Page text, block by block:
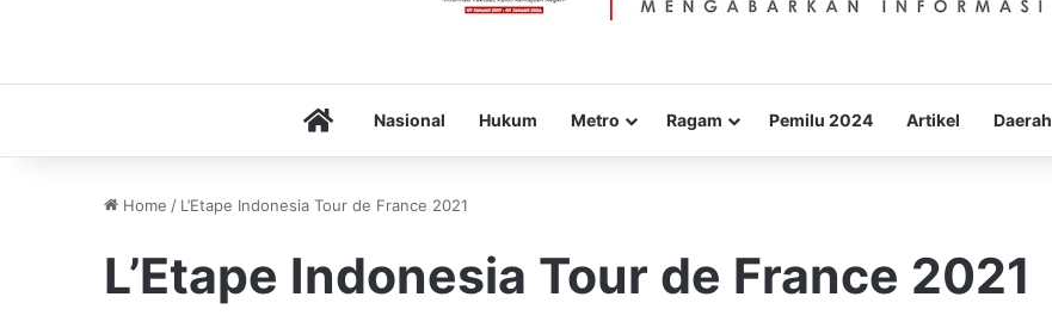
HomeNasional Hukum Metro Ragam Pemilu 2024 Artikel Daerah
Home / L’Etape Indonesia Tour de France 2021
L’Etape Indonesia Tour de France 2021